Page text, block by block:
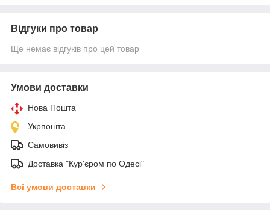
Відгуки про товар
Ще немає відгуків про цей товар
Умови доставки
Нова Пошта
Укрпошта
Самовивіз
Доставка "Кур'єром по Одесі"
Всі умови доставки